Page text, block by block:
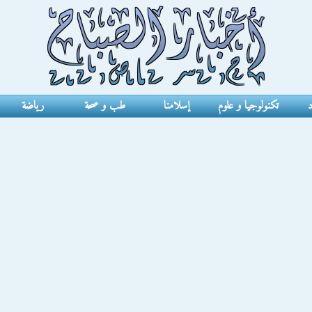
تكنولوجيا و علوم إسلامنا طب و صحة رياضة